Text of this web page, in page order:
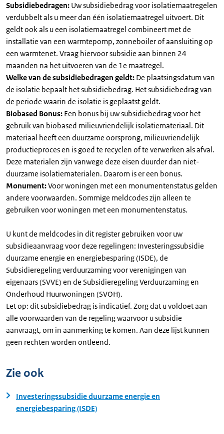
Subsidiebedragen: Uw subsidiebedrag voor isolatiemaatregelen
verdubbelt als u meer dan één isolatiemaatregel uitvoert. Dit
geldt ook als u een isolatiemaatregel combineert met de
installatie van een warmtepomp, zonneboiler of aansluiting op
een warmtenet. Vraag hiervoor subsidie aan binnen 24
maanden na het uitvoeren van de 1e maatregel.
Welke van de subsidiebedragen geldt: De plaatsingsdatum van
de isolatie bepaalt het subsidiebedrag. Het subsidiebedrag van
de periode waarin de isolatie is geplaatst geldt.
Biobased Bonus: Een bonus bij uw subsidiebedrag voor het
gebruik van biobased milieuvriendelijk isolatiemateriaal. Dit
materiaal heeft een duurzame oorsprong, milieuvriendelijk
productieproces en is goed te recyclen of te verwerken als afval.
Deze materialen zijn vanwege deze eisen duurder dan niet-
duurzame isolatiematerialen. Daarom is er een bonus.
Monument:Voor woningen met een monumentenstatus gelden
andere voorwaarden. Sommige meldcodes zijn alleen te
gebruiken voor woningen met een monumentenstatus.
U kunt de meldcodes in dit register gebruiken voor uw
subsidieaanvraag voor deze regelingen: Investeringssubsidie
duurzame energie en energiebesparing (ISDE), de
Subsidieregeling verduurzaming voor verenigingen van
eigenaars (SVVE) en de Subsidieregeling Verduurzaming en
Onderhoud Huurwoningen (SVOH).
Let op: dit subsidiebedrag is indicatief. Zorg dat u voldoet aan
alle voorwaarden van de regeling waarvoor u subsidie
aanvraagt, om in aanmerking te komen. Aan deze lijst kunnen
geen rechten worden ontleend.
Zie ook
Investeringssubsidie duurzame energie en
energiebesparing (ISDE)